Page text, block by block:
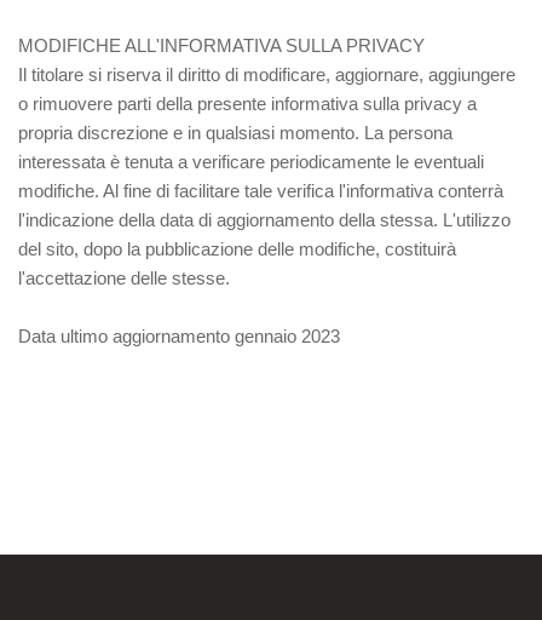
MODIFICHE ALL'INFORMATIVA SULLA PRIVACY
Il titolare si riserva il diritto di modificare, aggiornare, aggiungere
o rimuovere parti della presente informativa sulla privacy a
propria discrezione e in qualsiasi momento. La persona
interessata è tenuta a verificare periodicamente le eventuali
modifiche. Al fine di facilitare tale verifica l'informativa conterrà
l'indicazione della data di aggiornamento della stessa. L'utilizzo
del sito, dopo la pubblicazione delle modifiche, costituirà
l'accettazione delle stesse.
Data ultimo aggiornamento gennaio 2023